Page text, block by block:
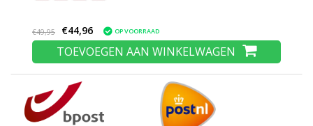
€49,95 €44,96 OP VOORRAAD
TOEVOEGEN AAN WINKELWAGEN